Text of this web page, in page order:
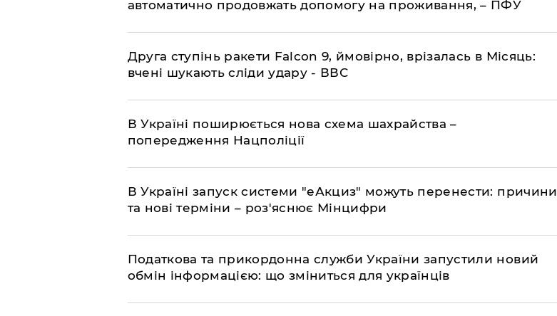
автоматично продовжать допомогу на проживання, – ПФУ
​Друга ступінь ракети Falcon 9, ймовірно, врізалась в Місяць:
вчені шукають сліди удару - ВВС
В Україні поширюється нова схема шахрайства –
попередження Нацполіції
​В Україні запуск системи "еАкциз" можуть перенести: причини
та нові терміни – роз'яснює Мінцифри
Податкова та прикордонна служби України запустили новий
обмін інформацією: що зміниться для українців